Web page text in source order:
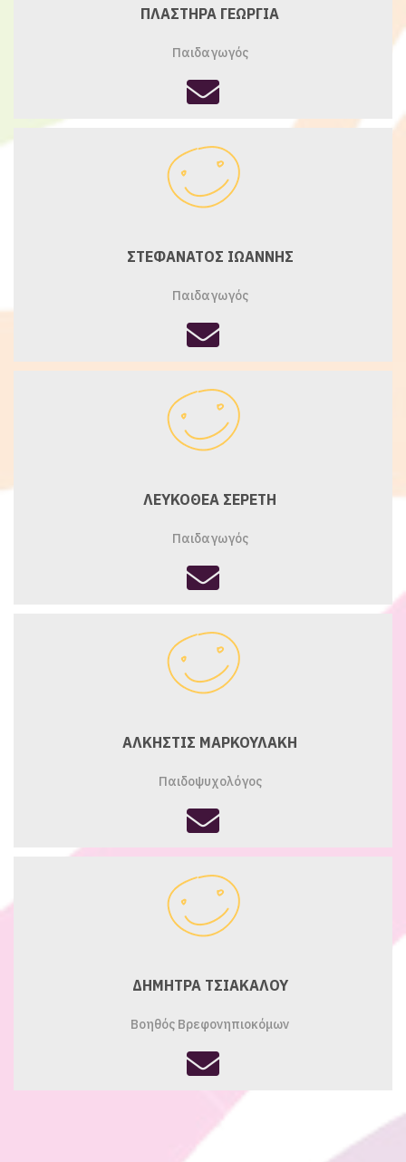
ΠΛΑΣΤΗΡΑ ΓΕΩΡΓΙΑ
Παιδαγωγός
fas
fa-
ΣΤΕΦΑΝΑΤΟΣ ΙΩΑΝΝΗΣ
Παιδαγωγός
fas
fa-
ΛΕΥΚΟΘΕΑ ΣΕΡΕΤΗ
Παιδαγωγός
fas
fa-
ΑΛΚΗΣΤΙΣ ΜΑΡΚΟΥΛΑΚΗ
Παιδοψυχολόγος
fas
fa-
ΔΗΜΗΤΡΑ ΤΣΙΑΚΑΛΟΥ
Βοηθός Βρεφονηπιοκόμων
fas
fa-
envelope